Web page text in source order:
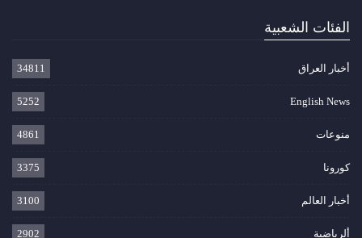
الفئات الشعبية
أخبار العراق 34811
English News
5252
منوعات 4861
كورونا 3375
أخبار العالم 3100
ألرياضية 2902